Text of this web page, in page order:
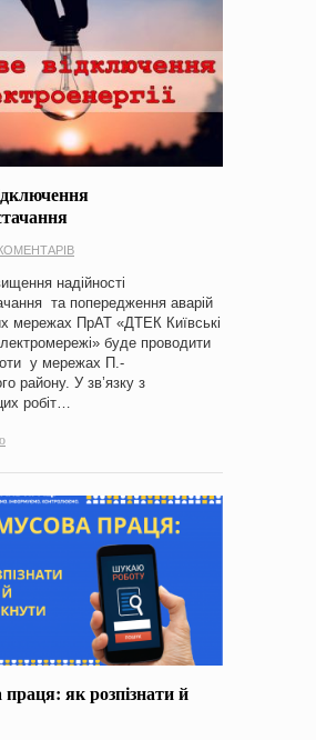
надійності
та попередження аварій
мережах ПрАТ «ДТЕК Київські
буде проводити
у мережах П.-
району. У зв’язку з
робіт…
як розпізнати й